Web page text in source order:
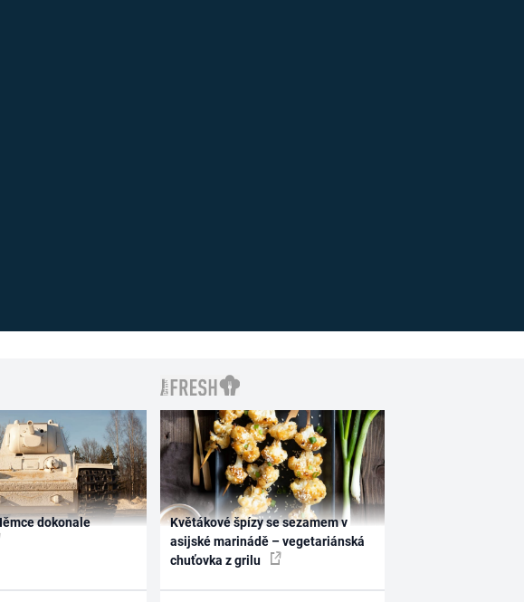
dokonale
Květákové špízy se sezamem v
asijské marinádě – vegetariánská
chuťovka z grilu